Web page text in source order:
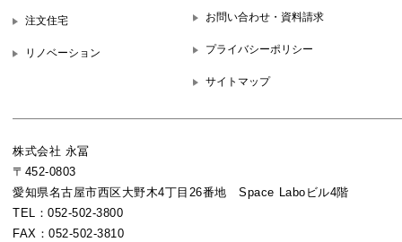
注文住宅
リノベーション
お問い合わせ・資料請求
プライバシーポリシー
サイトマップ
株式会社 永冨
〒452-0803
愛知県名古屋市西区大野木4丁目26番地 Space Laboビル4階
TEL：052-502-3800
FAX：052-502-3810